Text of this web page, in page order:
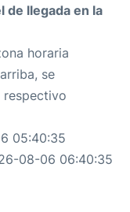
de llegada en la
horaria
se
respectivo
05:40:35
08-06 06:40:35